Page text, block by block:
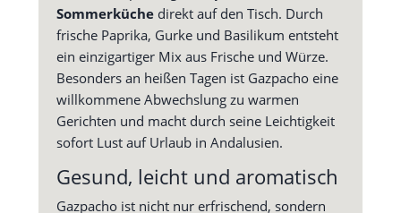
Sommerküchedirekt auf den Tisch. Durch
frische Paprika, Gurke und Basilikum entsteht
ein einzigartiger Mix aus Frische und Würze.
Besonders an heißen Tagen ist Gazpacho eine
willkommene Abwechslung zu warmen
Gerichten und macht durch seine Leichtigkeit
sofort Lust auf Urlaub in Andalusien.
Gesund, leicht und aromatisch
Gazpacho ist nicht nur erfrischend, sondern